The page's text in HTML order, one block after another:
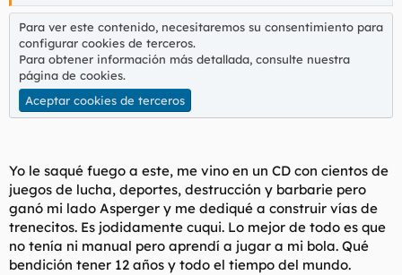
Para ver este contenido, necesitaremos su consentimiento para
configurar cookies de terceros.
Para obtener información más detallada, consulte nuestra
página de cookies.
Aceptar cookies de terceros
Yo le saqué fuego a este, me vino en un CD con cientos de
juegos de lucha, deportes, destrucción y barbarie pero
ganó mi lado Asperger y me dediqué a construir vías de
trenecitos. Es jodidamente cuqui. Lo mejor de todo es que
no tenía ni manual pero aprendí a jugar a mi bola. Qué
bendición tener 12 años y todo el tiempo del mundo.